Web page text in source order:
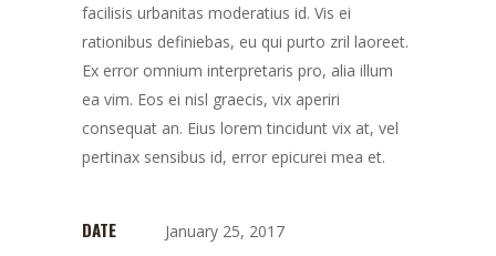
facilisis urbanitas moderatius id. Vis ei
rationibus definiebas, eu qui purto zril laoreet.
Ex error omnium interpretaris pro, alia illum
ea vim. Eos ei nisl graecis, vix aperiri
consequat an. Eius lorem tincidunt vix at, vel
pertinax sensibus id, error epicurei mea et.
DATE January 25, 2017